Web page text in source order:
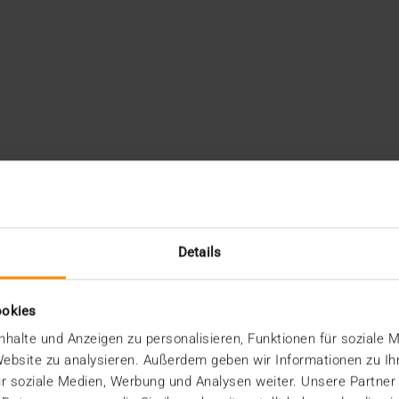
Details
und Anzeigen zu personalisieren, Funktionen für soziale
zu analysieren. Außerdem geben wir Informationen zu
soziale Medien, Werbung und Analysen weiter. Unsere